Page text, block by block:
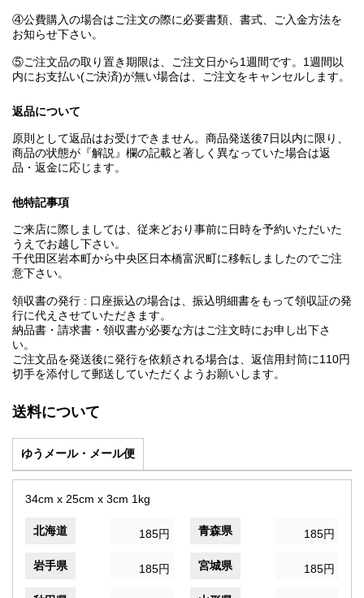
④公費購入の場合はご注文の際に必要書類、書式、ご入金方法を
お知らせ下さい。
⑤ご注文品の取り置き期限は、ご注文日から1週間です。1週間以
内にお支払い(ご決済)が無い場合は、ご注文をキャンセルします。
返品について
原則として返品はお受けできません。商品発送後7日以内に限り、
商品の状態が『解説』欄の記載と著しく異なっていた場合は返
品・返金に応じます。
他特記事項
ご来店に際しましては、従来どおり事前に日時を予約いただいた
うえでお越し下さい。
千代田区岩本町から中央区日本橋富沢町に移転しましたのでご注
意下さい。
領収書の発行 : 口座振込の場合は、振込明細書をもって領収証の発
行に代えさせていただきます。
納品書・請求書・領収書が必要な方はご注文時にお申し出下さ
い。
ご注文品を発送後に発行を依頼される場合は、返信用封筒に110円
切手を添付して郵送していただくようお願いします。
送料について
ゆうメール・メール便
34cm x 25cm x 3cm 1kg
北海道 185円 青森県 185円
岩手県 185円 宮城県 185円